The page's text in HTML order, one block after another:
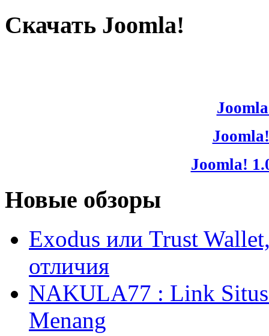
Скачать Joomla!
Joomla!
Новые обзоры
Exodus или Trust
отличия
NAKULA77 : Link Situs
Menang